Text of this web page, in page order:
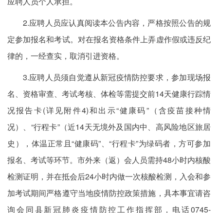
2.应聘人员应认真阅读本公告内容，严格按照公告的规
定参加报名和考试。对在报名资格条件上弄虚作假或违反纪
律的，一经查实，取消引进资格。
3.应聘人员须自觉遵从新冠疫情防控要求，参加现场报
名、资格审查、考试考核、体检等需提交前14天健康行踪情
况报告卡(详见附件4)和出示“健康码”（含疫苗接种情
况）、“行程卡”（近14天无境外及国内中、高风险地区旅居
史），体温正常且“健康码”、“行程卡”为绿码者，方可参加
报名、考试等环节。市外来（返）会人员需持48小时内核酸
检测证明，并在抵会后24小时内做一次核酸检测，入会和参
加考试期间严格遵守当地疫情防控政策措施，具本事宜请咨
询会同县新冠肺炎疫情防控工作指挥部，电话0745-